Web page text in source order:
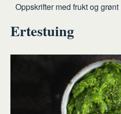
Hjem
Frukt
grønt
Oppskrifter med frukt og grønt
Ertestuing